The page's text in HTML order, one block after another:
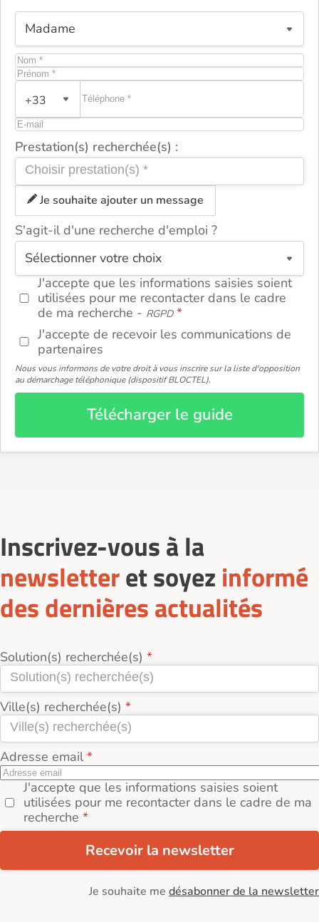
+33
Prestation(s) recherchée(s) :
Je souhaite ajouter un message
S'agit-il d'une recherche d'emploi ?
J'accepte que les informations saisies soient
utilisées pour me recontacter dans le cadre
de ma recherche - RGPD
J'accepte de recevoir les communications de
partenaires
Nous vous informons de votre droit à vous inscrire sur la liste d'opposition
au démarchage téléphonique (dispositif BLOCTEL).
Télécharger le guide
ou
Inscrivez-vous à la
newsletteret soyez informé
des dernières actualités
Solution(s) recherchée(s)
Ville(s) recherchée(s)
Adresse email
J'accepte que les informations saisies soient
utilisées pour me recontacter dans le cadre de ma
recherche
Recevoir la newsletter
Je souhaite me désabonner de la newsletter